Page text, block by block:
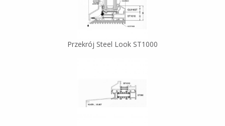
Przekrój Steel Look ST1000